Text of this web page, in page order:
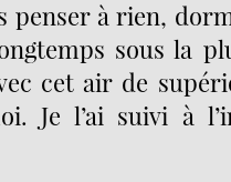
penser à rien,
sous la
cet air de
Je l’ai suivi à